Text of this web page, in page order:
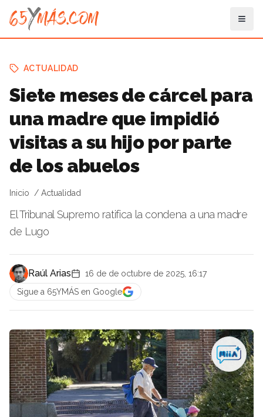
ACTUALIDAD
Siete meses de cárcel para
una madre que impidió
visitas a su hijo por parte
de los abuelos
Inicio Actualidad
El Tribunal Supremo ratifica la condena a una madre
de Lugo
Raúl Arias
16 de de octubre de 2025, 16:17
Sigue a 65YMÁS en Google